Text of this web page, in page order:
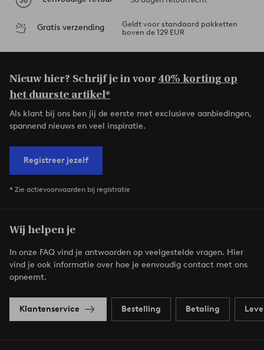
Gratis verzending
Geldt voor standaard pakketten
boven de 129 EUR
Nieuw hier? Schrijf je in voor40% korting op
het duurste artikel*
Als klant bij ons ben jij de eerste met exclusieve aanbiedingen,
spannend nieuws en veel inspiratie.
Registreer jezelf
* Zie actievoorwaarden bij registratie
Wij helpen je
In onze FAQ vind je antwoorden op veelgestelde vragen. Hier
vind je ook informatie over hoe je eenvoudig contact met ons
opneemt.
Klantenservice Bestelling Betaling